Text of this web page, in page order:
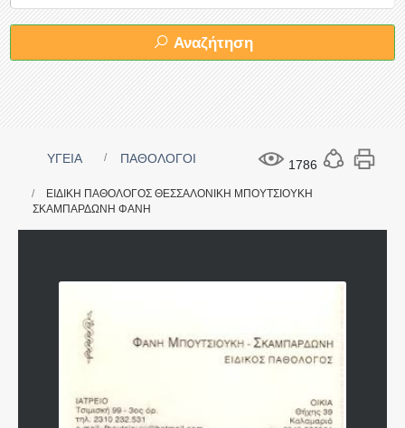
Αναζήτηση
1786
ΥΓΕΙΑ ΠΑΘΟΛΟΓΟΙ
ΕΙΔΙΚΗ ΠΑΘΟΛΟΓΟΣ ΘΕΣΣΑΛΟΝΙΚΗ ΜΠΟΥΤΣΙΟΥΚΗ
ΣΚΑΜΠΑΡΔΩΝΗ ΦΑΝΗ